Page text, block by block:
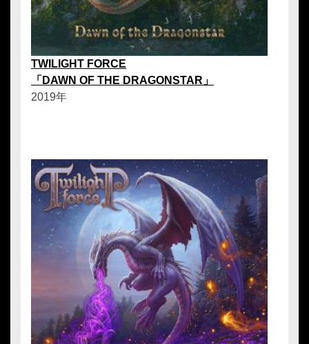
TWILIGHT FORCE
「DAWN OF THE DRAGONSTAR」
2019年